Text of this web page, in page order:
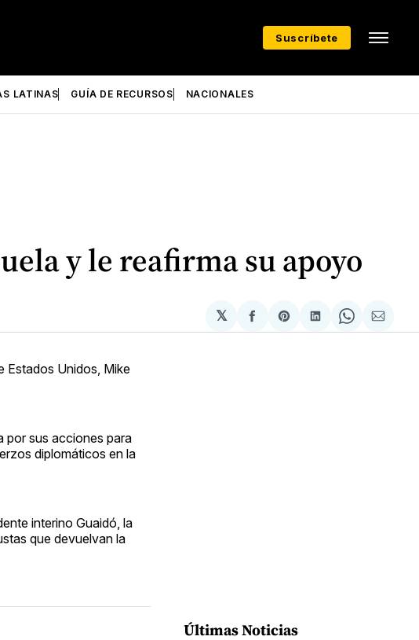
Suscríbete
LATINAS GUÍA DE RECURSOS NACIONALES
y le reafirma su apoyo
𝕏
Compartir
en
Share
on
Compartir
en
Share
on
via
Estados Unidos, Mike
por sus acciones para
diplomáticos en la
interino Guaidó, la
que devuelvan la
Últimas Noticias